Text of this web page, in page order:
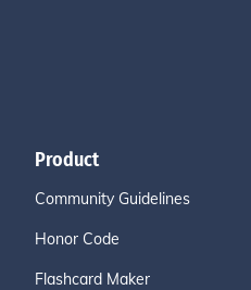
Product
Community Guidelines
Honor Code
Flashcard Maker